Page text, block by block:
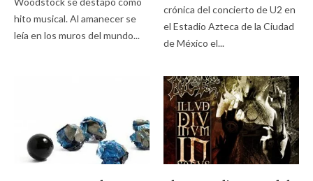
hito musical. Al amanecer se
leía en los muros del mundo...
crónica del concierto de U2 en
el Estadio Azteca de la Ciudad
de México el...